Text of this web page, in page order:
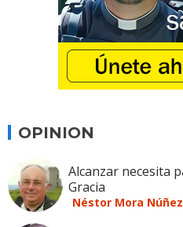
OPINION
Alcanzar necesita
Gracia
Néstor Mora Núñez